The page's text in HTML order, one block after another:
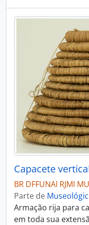
Capacete
BR DFFUNAI RJMI
Parte de
Armação rija para
em toda sua